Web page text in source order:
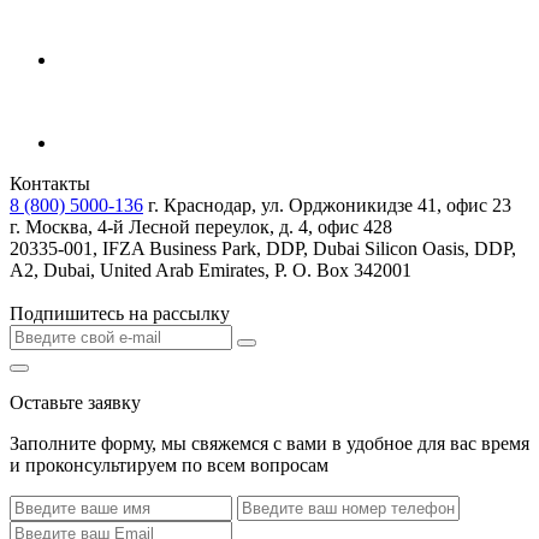
Контакты
8 (800) 5000-136 г. Краснодар, ул. Орджоникидзе 41, офис 23
г. Москва, 4-й Лесной переулок, д. 4, офис 428
20335-001, IFZA Business Park, DDP, Dubai Silicon Oasis, DDP,
A2, Dubai, United Arab Emirates, P. O. Box 342001
Подпишитесь на рассылку
Оставьте заявку
Заполните форму, мы свяжемся с вами в удобное для вас время
и проконсультируем по всем вопросам